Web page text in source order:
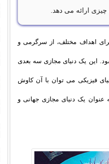
ارائه می دهد.
اهداف مختلف، از سرگرمی و
این یک دنیای مجازی سه بعدی
فیزیکی می توان با آن کاوش
عنوان یک دنیای مجازی جهانی و